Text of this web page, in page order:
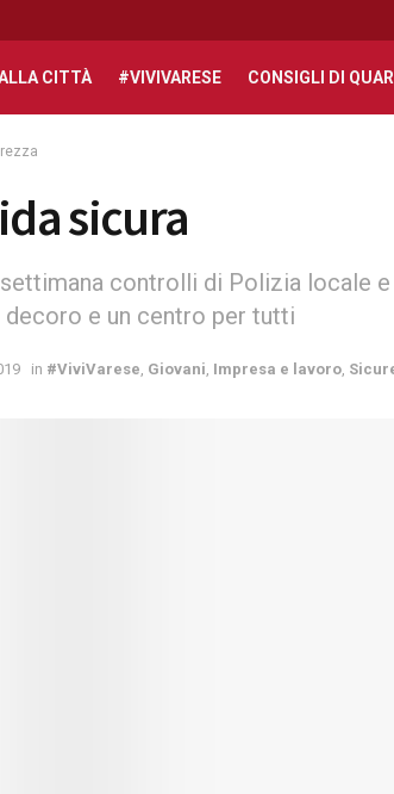
CITTÀ #VIVIVARESE CONSIGLI DI
sicura
controlli di Polizia locale
decoro e un centro per tutti
in #ViviVarese Giovani Impresa e lavoro